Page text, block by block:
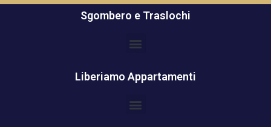
Sgombero e Traslochi
Liberiamo Appartamenti